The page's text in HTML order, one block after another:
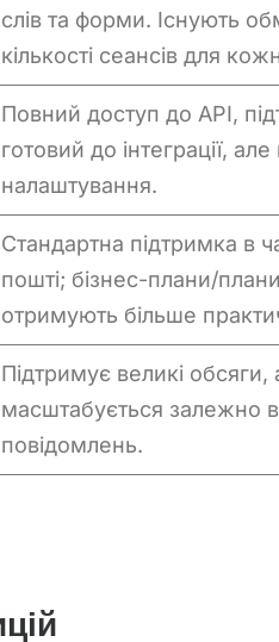
слів та форми. Існують
кількості сеансів для
Повний доступ до API,
готовий до інтеграції,
налаштування.
Стандартна підтримка в
пошті; бізнес-плани/
отримують більше
Підтримує великі обсяги,
масштабується залежно
повідомлень.